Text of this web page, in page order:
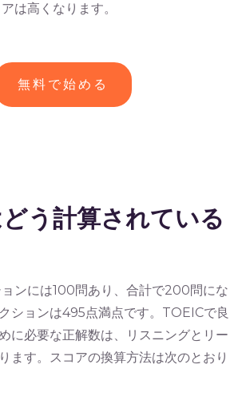
は高くなります。
無料で始める
う計算されている
ンには100問あり、合計で200問にな
ションは495点満点です。TOEICで良
に必要な正解数は、リスニングとリー
ます。スコアの換算方法は次のとおり